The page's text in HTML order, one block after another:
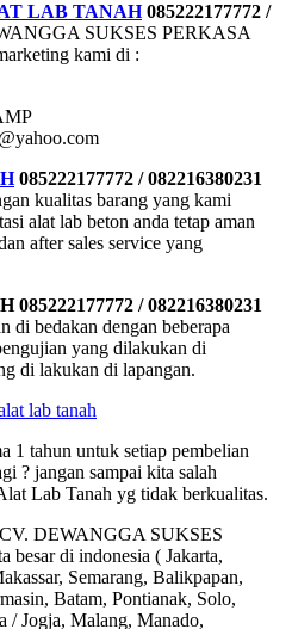
LAB TANAH085222177772 /
SUKSES PERKASA
kami di :
085222177772 / 082216380231
kualitas barang yang kami
alat lab beton anda tetap aman
after sales service yang
/ 082216380231
di bedakan dengan beberapa
yang dilakukan di
di lakukan di lapangan.
1 tahun untuk setiap pembelian
? jangan sampai kita salah
Lab Tanah yg tidak berkualitas.
DEWANGGA SUKSES
di indonesia ( Jakarta,
Semarang, Balikpapan,
Batam, Pontianak, Solo,
/ Jogja, Malang, Manado,